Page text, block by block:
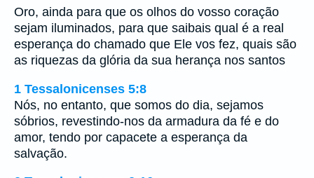
Oro, ainda para que os olhos do vosso coração
sejam iluminados, para que saibais qual é a real
esperança do chamado que Ele vos fez, quais são
as riquezas da glória da sua herança nos santos
1 Tessalonicenses 5:8
Nós, no entanto, que somos do dia, sejamos
sóbrios, revestindo-nos da armadura da fé e do
amor, tendo por capacete a esperança da
salvação.